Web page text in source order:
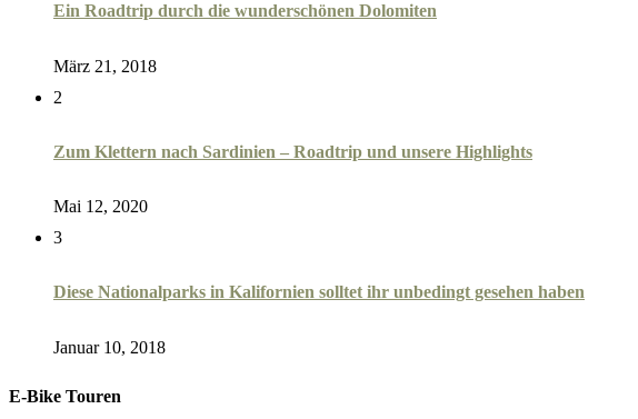
Ein Roadtrip durch die wunderschönen Dolomiten
März 21, 2018
2
Zum Klettern nach Sardinien – Roadtrip und unsere Highlights
Mai 12, 2020
3
Diese Nationalparks in Kalifornien solltet ihr unbedingt gesehen haben
Januar 10, 2018
E-Bike Touren